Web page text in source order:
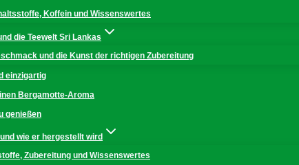
Koffein und Wissenswertes
die Teewelt Sri Lankas
und die Kunst der richtigen Zubereitung
einzigartig
Bergamotte-Aroma
genießen
wie er hergestellt wird
Zubereitung und Wissenswertes